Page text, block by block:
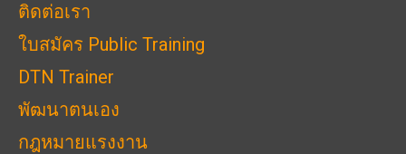
ติดต่อเรา
ใบสมัคร Public Training
DTN Trainer
พัฒนาตนเอง
กฎหมายแรงงาน